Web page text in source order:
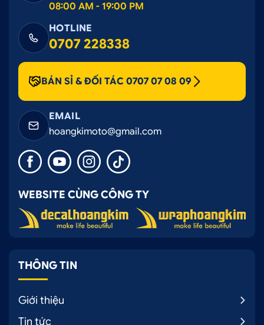
08:00 AM - 19:00 PM
HOTLINE
0707 228338
BÁN SỈ & ĐỐI TÁC 0707 07 08 09
EMAIL
hoangkimoto@gmail.com
WEBSITE CÙNG CÔNG TY
THÔNG TIN
Giới thiệu
Tin tức